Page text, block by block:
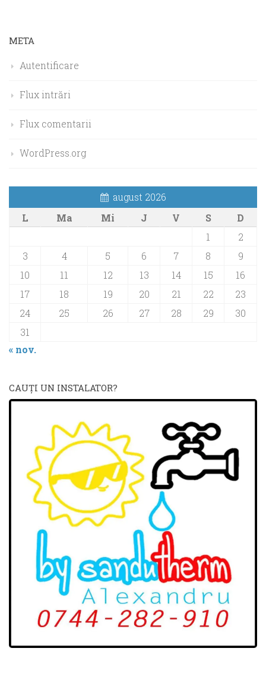
META
Autentificare
Flux intrări
Flux comentarii
WordPress.org
august 2026
L
Ma Mi J V S
D
1
2
3
4 5 6 7 8
9
10
11 12 13 14 15
16
17
18 19 20 21 22
23
24
25 26 27 28 29
30
31
« nov.
CAUŢI UN INSTALATOR?